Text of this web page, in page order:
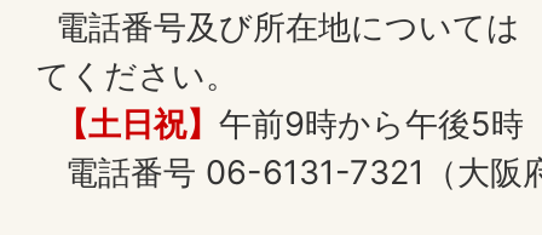
電話番号及び所在地については
てください。
【土日祝】 午前9時から午後5時
電話番号 06-6131-7321（大阪